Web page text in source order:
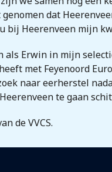
dat
bij Heerenveen mijn
Erwin in mijn
met Feyenoord
naar eerherstel
te gaan
de VVCS.